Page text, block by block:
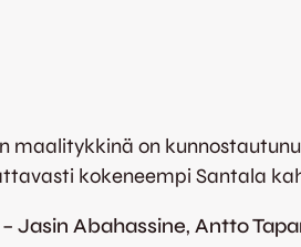
on
kokeneempi Santala
Jasin Abahassine, Antto